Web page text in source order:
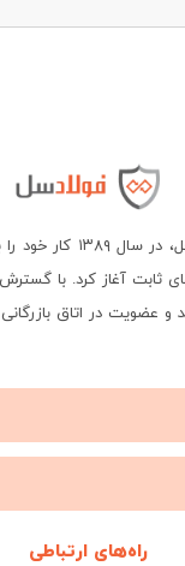
تیرآهن 10
ارزش افزوده) به
مانند فایکو و
باشد و
روز، مستقیماً با
هلدینگ پترو سازه
ثابت آغاز کرد. با
و عضویت در اتاق
راه‌های ارتباطی